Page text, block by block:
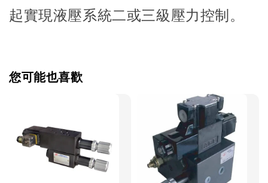
起實現液壓系統二或三級壓力控制。
您可能也喜歡